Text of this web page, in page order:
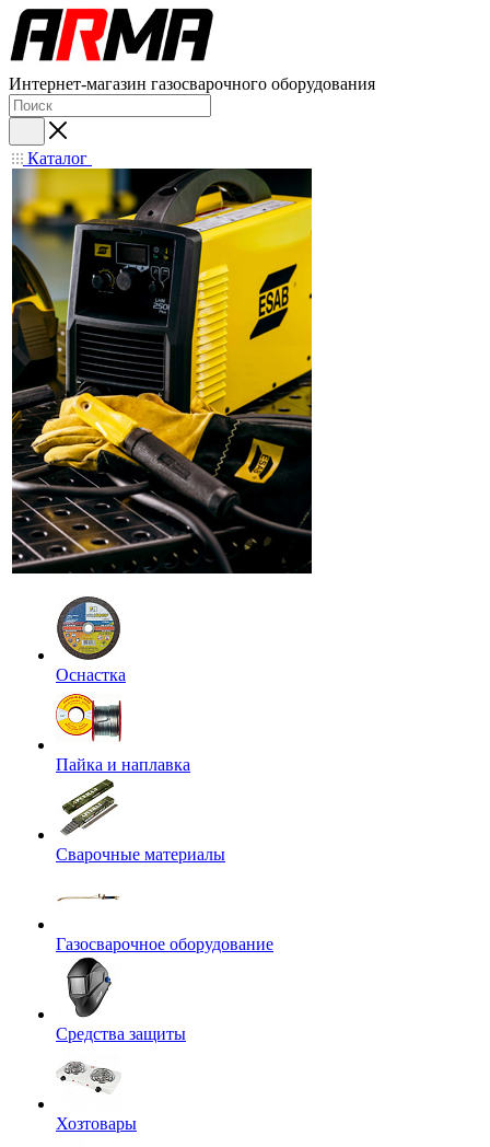
Интернет-магазин газосварочного оборудования
Каталог
Оснастка
Пайка и наплавка
Сварочные материалы
Газосварочное оборудование
Средства защиты
Хозтовары